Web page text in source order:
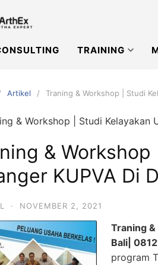
TRAINING
Artikel Traning & Workshop | Studi
&
KUPVA Di
· NOVEMBER 2, 2021
Traning
Bali|
program